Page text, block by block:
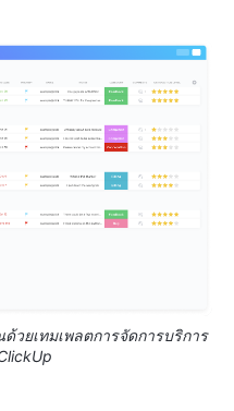
วยเทมเพลตการจัดการบริการ